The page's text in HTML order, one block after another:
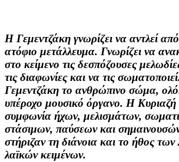
Η Γεμεντζάκη γνωρίζει να αντλεί
ατόφιο μετάλλευμα. Γνωρίζει να
στο κείμενο τις δεσπόζουσες
τις διαφωνίες και να τις
Γεμεντζάκη το ανθρώπινο σώμα,
υπέροχο μουσικό όργανο. Η Κυριαζή
συμφωνία ήχων, μελισμάτων,
στάσιμων, παύσεων και
στήριζαν τη διάνοια και το ήθος
λαϊκών κειμένων.